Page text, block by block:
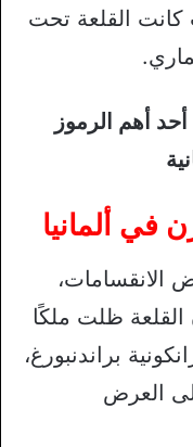
حتى عام 1990 حيث كانت القلعة تحت
أحد أهم الرموز
في ألمانيا
الانقسامات،
ظلت ملكًا
براندنبورغ،
العرض